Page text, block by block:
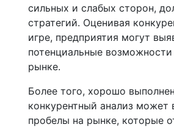
сильных и слабых сторон,
стратегий. Оценивая
игре, предприятия могут
потенциальные
рынке.
Более того, хорошо
конкурентный анализ может
пробелы на рынке, которые